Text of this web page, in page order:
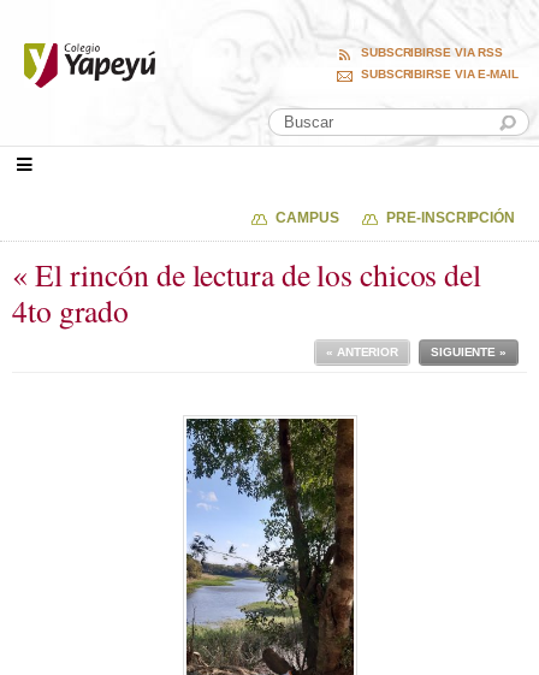
SUBSCRIBIRSE VIA RSS
SUBSCRIBIRSE VIA E-MAIL
CAMPUS PRE-INSCRIPCIÓN
« El rincón de lectura de los chicos del
4to grado
SIGUIENTE »
« ANTERIOR